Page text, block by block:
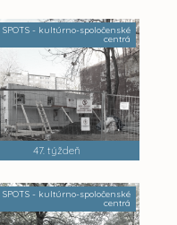
SPOTS - kultúrno-spoločenské
centrá
47. týždeň
SPOTS - kultúrno-spoločenské
centrá